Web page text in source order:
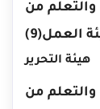
من
العمل(9)
هيئة التحرير
من